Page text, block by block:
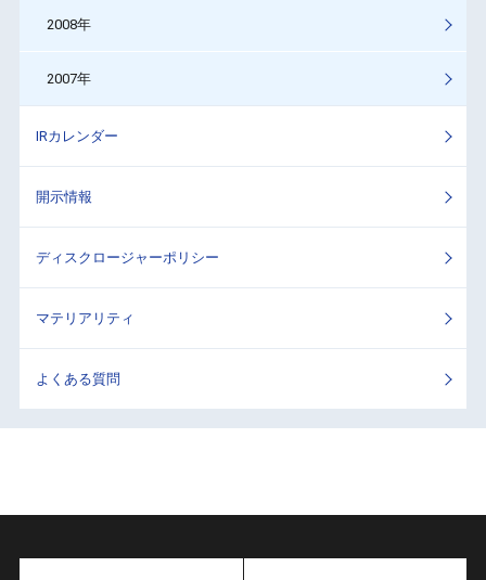
2008年
2007年
IRカレンダー
開示情報
ディスクロージャーポリシー
マテリアリティ
よくある質問